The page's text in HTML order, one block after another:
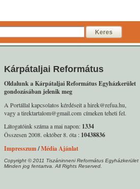
Keres
Kárpátaljai Református
Oldalunk a Kárpátaljai Református Egyházkerület
gondozásában jelenik meg
A Portállal kapcsolatos kérdéseit a hirek@refua.hu,
vagy a tirektartalom@gmail.com címeken teheti fel.
Látogatóink száma a mai napon: 1334
Összesen 2008. október 8. óta : 10438836
Impresszum/Média Ajánlat
Copyright © 2011 Tiszáninneni Református Egyházkerület
Minden jog fentartva. All Rights Reserved.